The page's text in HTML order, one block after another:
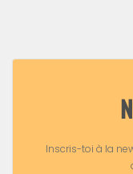
Inscris-toi à la